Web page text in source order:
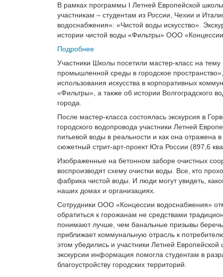
В рамках программы I Летней Европейской
участникам – студентам из России, Чехии и
водоснабжения»: «Чистой воды искусство».
истории чистой воды «Фильтры» ООО
Подробнее
Участники Школы посетили мастер-класс на
промышленной среды в городское
использования искусства в корпоративных
«Фильтры», а также об истории Волгоградского
города.
После мастер-класса состоялась экскурсия в
городского водопровода участники Летней
питьевой воды в реальности и как она отражена
сюжетный стрит-арт-проект Юга России (897,6
Изображенные на бетонном заборе очистных
воспроизводят схему очистки воды. Все, кто
фабрика чистой воды. И люди могут увидеть,
наших домах и организациях.
Сотрудники ООО «Концессии водоснабжения»
обратиться к горожанам не средствами
понимают лучше, чем банальные призывы беречь
приближает коммунальную отрасль к
этом убедились и участники Летней
экскурсии информация помогла студентам в
благоустройству городских территорий.